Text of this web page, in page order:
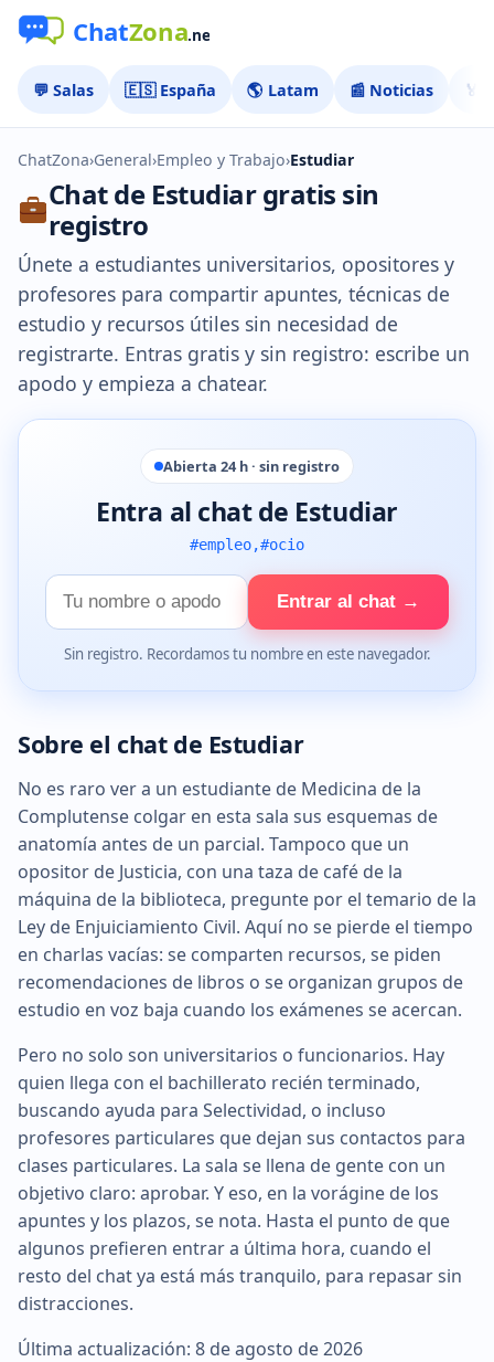
💬 Salas 🇪🇸 España 🌎 Latam 📰 Noticias 🏅
ChatZona›General›Empleo y Trabajo›Estudiar
Chat de Estudiar gratis sin
registro
Únete a estudiantes universitarios, opositores y
profesores para compartir apuntes, técnicas de
estudio y recursos útiles sin necesidad de
registrarte. Entras gratis y sin registro: escribe un
apodo y empieza a chatear.
Abierta 24 h · sin registro
Entra al chat de Estudiar
#empleo,#ocio
Tu
nombre
Entrar al chat →
Sin registro. Recordamos tu nombre en este navegador.
Sobre el chat de Estudiar
No es raro ver a un estudiante de Medicina de la
Complutense colgar en esta sala sus esquemas de
anatomía antes de un parcial. Tampoco que un
opositor de Justicia, con una taza de café de la
máquina de la biblioteca, pregunte por el temario de la
Ley de Enjuiciamiento Civil. Aquí no se pierde el tiempo
en charlas vacías: se comparten recursos, se piden
recomendaciones de libros o se organizan grupos de
estudio en voz baja cuando los exámenes se acercan.
Pero no solo son universitarios o funcionarios. Hay
quien llega con el bachillerato recién terminado,
buscando ayuda para Selectividad, o incluso
profesores particulares que dejan sus contactos para
clases particulares. La sala se llena de gente con un
objetivo claro: aprobar. Y eso, en la vorágine de los
apuntes y los plazos, se nota. Hasta el punto de que
algunos prefieren entrar a última hora, cuando el
resto del chat ya está más tranquilo, para repasar sin
distracciones.
Última actualización: 8 de agosto de 2026